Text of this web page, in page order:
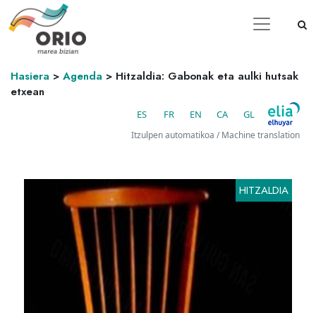
Hasiera > Agenda > Hitzaldia: Gabonak eta aulki hutsak
etxean
ES FR EN CA GL
Itzulpen automatikoa / Machine translation
HITZALDIA